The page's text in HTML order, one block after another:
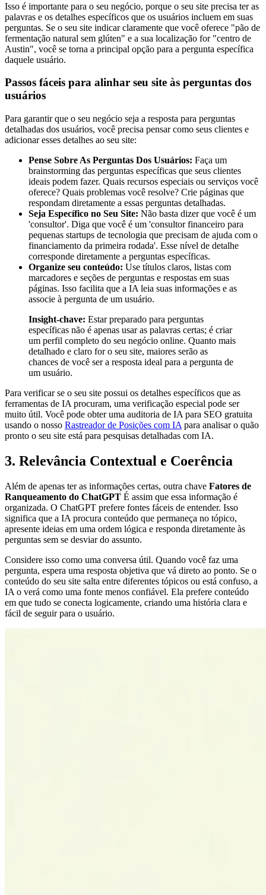
Isso é importante para o seu negócio, porque o seu site precisa ter as
palavras e os detalhes específicos que os usuários incluem em suas
perguntas. Se o seu site indicar claramente que você oferece "pão de
fermentação natural sem glúten" e a sua localização for "centro de
Austin", você se torna a principal opção para a pergunta específica
daquele usuário.
Passos fáceis para alinhar seu site às perguntas dos
usuários
Para garantir que o seu negócio seja a resposta para perguntas
detalhadas dos usuários, você precisa pensar como seus clientes e
adicionar esses detalhes ao seu site:
Pense Sobre As Perguntas Dos Usuários: Faça um
brainstorming das perguntas específicas que seus clientes
ideais podem fazer. Quais recursos especiais ou serviços você
oferece? Quais problemas você resolve? Crie páginas que
respondam diretamente a essas perguntas detalhadas.
Seja Específico no Seu Site: Não basta dizer que você é um
'consultor'. Diga que você é um 'consultor financeiro para
pequenas startups de tecnologia que precisam de ajuda com o
financiamento da primeira rodada'. Esse nível de detalhe
corresponde diretamente a perguntas específicas.
Organize seu conteúdo: Use títulos claros, listas com
marcadores e seções de perguntas e respostas em suas
páginas. Isso facilita que a IA leia suas informações e as
associe à pergunta de um usuário.
Insight-chave: Estar preparado para perguntas
específicas não é apenas usar as palavras certas; é criar
um perfil completo do seu negócio online. Quanto mais
detalhado e claro for o seu site, maiores serão as
chances de você ser a resposta ideal para a pergunta de
um usuário.
Para verificar se o seu site possui os detalhes específicos que as
ferramentas de IA procuram, uma verificação especial pode ser
muito útil. Você pode obter uma auditoria de IA para SEO gratuita
usando o nosso Rastreador de Posições com IA para analisar o quão
pronto o seu site está para pesquisas detalhadas com IA.
3. Relevância Contextual e Coerência
Além de apenas ter as informações certas, outra chave Fatores de
Ranqueamento do ChatGPT É assim que essa informação é
organizada. O ChatGPT prefere fontes fáceis de entender. Isso
significa que a IA procura conteúdo que permaneça no tópico,
apresente ideias em uma ordem lógica e responda diretamente às
perguntas sem se desviar do assunto.
Considere isso como uma conversa útil. Quando você faz uma
pergunta, espera uma resposta objetiva que vá direto ao ponto. Se o
conteúdo do seu site salta entre diferentes tópicos ou está confuso, a
IA o verá como uma fonte menos confiável. Ela prefere conteúdo
em que tudo se conecta logicamente, criando uma história clara e
fácil de seguir para o usuário.